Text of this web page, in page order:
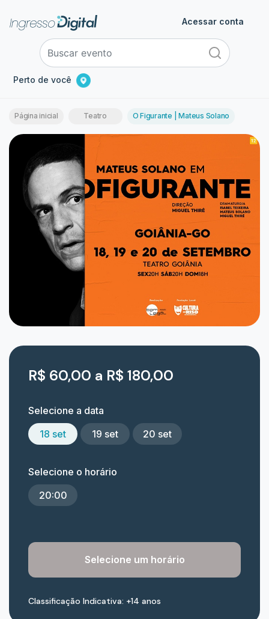
Perto de você
Acessar conta
Página inicial Teatro O Figurante | Mateus Solano
R$ 60,00 a R$ 180,00
Selecione a data
18 set
19 set 20 set
Selecione o horário
20:00
Selecione um horário
Classificação Indicativa: +14 anos